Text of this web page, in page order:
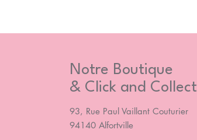
Notre Boutique
& Click and Collect
93, Rue Paul Vaillant Couturier
94140 Alfortville